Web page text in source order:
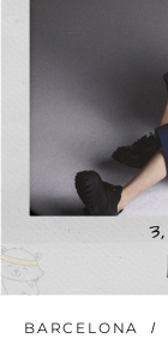
BARCELONA